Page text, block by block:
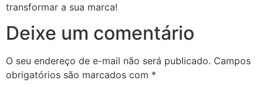
transformar a sua marca!
Deixe um comentário
O seu endereço de e-mail não será publicado. Campos
obrigatórios são marcados com *